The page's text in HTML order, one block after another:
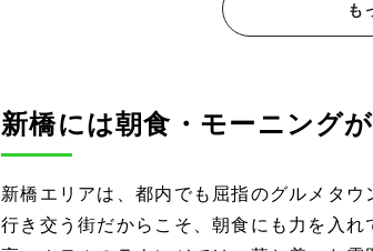
も
新橋には朝食・モーニング
新橋エリアは、都内でも屈指のグルメタ
行き交う街だからこそ、朝食にも力を入